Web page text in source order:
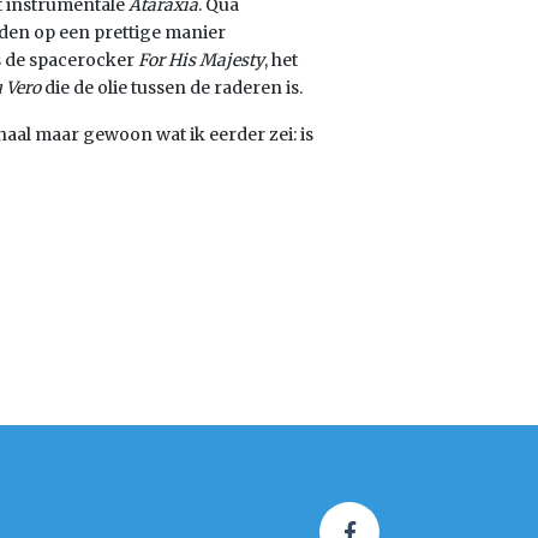
instrumentaleAtaraxia. Qua
op een prettige manier
spacerockerFor His Majesty, het
die de olie tussen de raderen is.
maar gewoon wat ik eerder zei: is